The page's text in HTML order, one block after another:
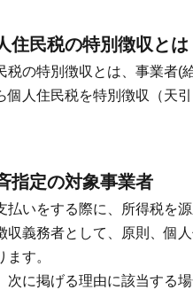
住民税の特別徴収とは
税の特別徴収とは、事業者(
個人住民税を特別徴収（天
指定の対象事業者
払いをする際に、所得税を
収義務者として、原則、個
ます。
次に掲げる理由に該当する